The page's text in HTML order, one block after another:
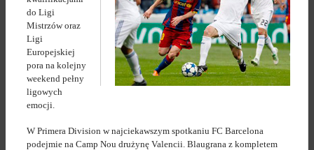
do Ligi
Mistrzów oraz
Ligi
Europejskiej
pora na kolejny
weekend pełny
ligowych
emocji.
W Primera Division w najciekawszym spotkaniu FC Barcelona
podejmie na Camp Nou drużynę Valencii. Blaugrana z kompletem